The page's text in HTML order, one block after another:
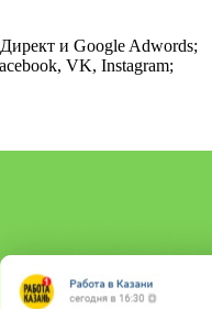
и Google Adwords;
VK, Instagram;